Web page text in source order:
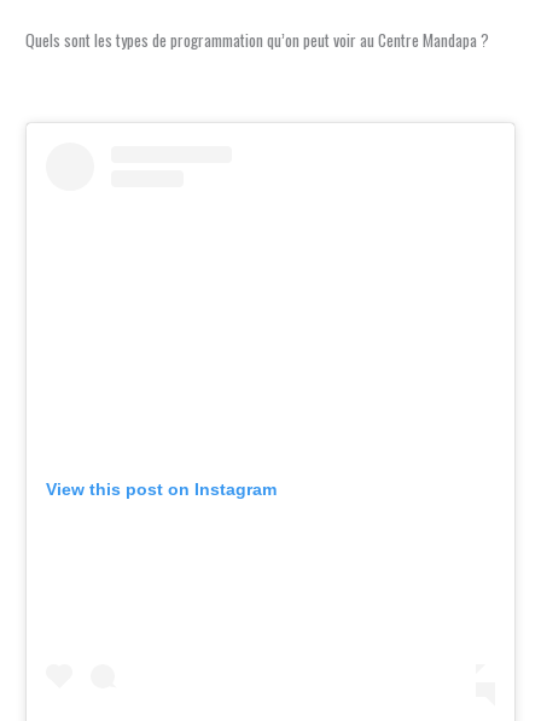
Quels sont les types de programmation qu’on peut voir au Centre Mandapa ?
View this post on Instagram